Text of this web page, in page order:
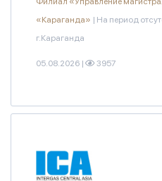
«Караганда» | На период
г.Караганда
05.08.2026 | 3957